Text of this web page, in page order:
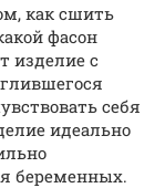
как сшить
фасон
изделие с
себя
идеально
беременных.